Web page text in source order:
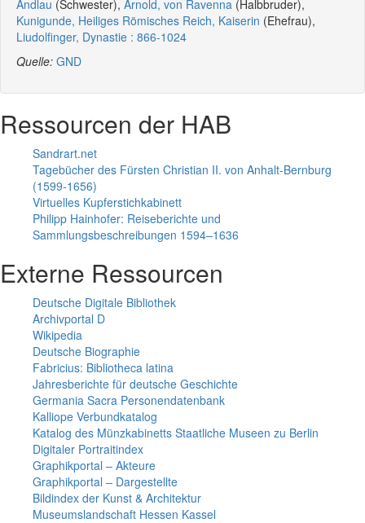
Andlau (Schwester), Arnold, von Ravenna (Halbbruder),
Kunigunde, Heiliges Römisches Reich, Kaiserin (Ehefrau),
Liudolfinger, Dynastie : 866-1024
Quelle: GND
Ressourcen der HAB
Sandrart.net
Tagebücher des Fürsten Christian II. von Anhalt-Bernburg
(1599-1656)
Virtuelles Kupferstichkabinett
Philipp Hainhofer: Reiseberichte und
Sammlungsbeschreibungen 1594–1636
Externe Ressourcen
Deutsche Digitale Bibliothek
Archivportal D
Wikipedia
Deutsche Biographie
Fabricius: Bibliotheca latina
Jahresberichte für deutsche Geschichte
Germania Sacra Personendatenbank
Kalliope Verbundkatalog
Katalog des Münzkabinetts Staatliche Museen zu Berlin
Digitaler Portraitindex
Graphikportal – Akteure
Graphikportal – Dargestellte
Bildindex der Kunst & Architektur
Museumslandschaft Hessen Kassel